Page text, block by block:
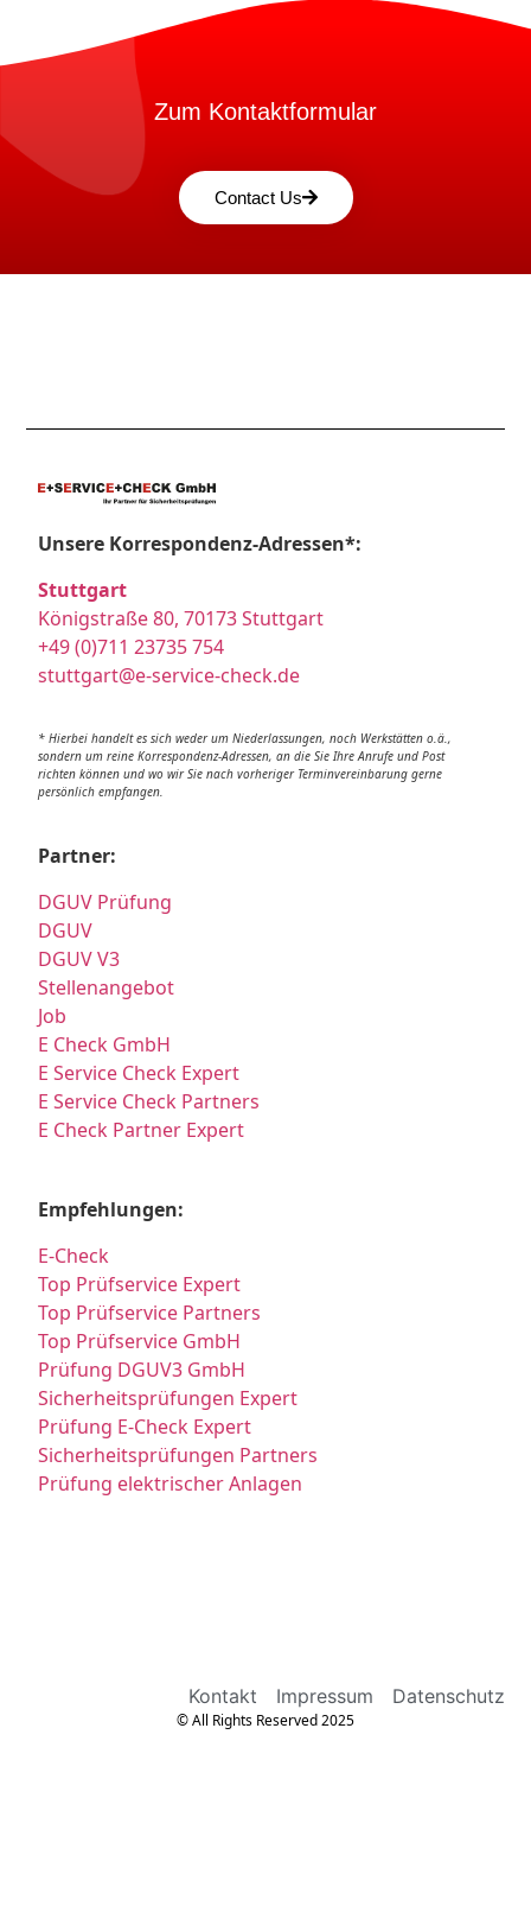
Zum Kontaktformular
Contact Us
Unsere Korrespondenz-Adressen*:
Stuttgart
Königstraße 80, 70173 Stuttgart
+49 (0)711 23735 754
stuttgart@e-service-check.de
* Hierbei handelt es sich weder um Niederlassungen, noch Werkstätten o.ä.,
sondern um reine Korrespondenz-Adressen, an die Sie Ihre Anrufe und Post
richten können und wo wir Sie nach vorheriger Terminvereinbarung gerne
persönlich empfangen.
Partner:
DGUV Prüfung
DGUV
DGUV V3
Stellenangebot
Job
E Check GmbH
E Service Check Expert
E Service Check Partners
E Check Partner Expert
Empfehlungen:
E-Check
Top Prüfservice Expert
Top Prüfservice Partners
Top Prüfservice GmbH
Prüfung DGUV3 GmbH
Sicherheitsprüfungen Expert
Prüfung E-Check Expert
Sicherheitsprüfungen Partners
Prüfung elektrischer Anlagen
Kontakt Impressum Datenschutz
© All Rights Reserved 2025